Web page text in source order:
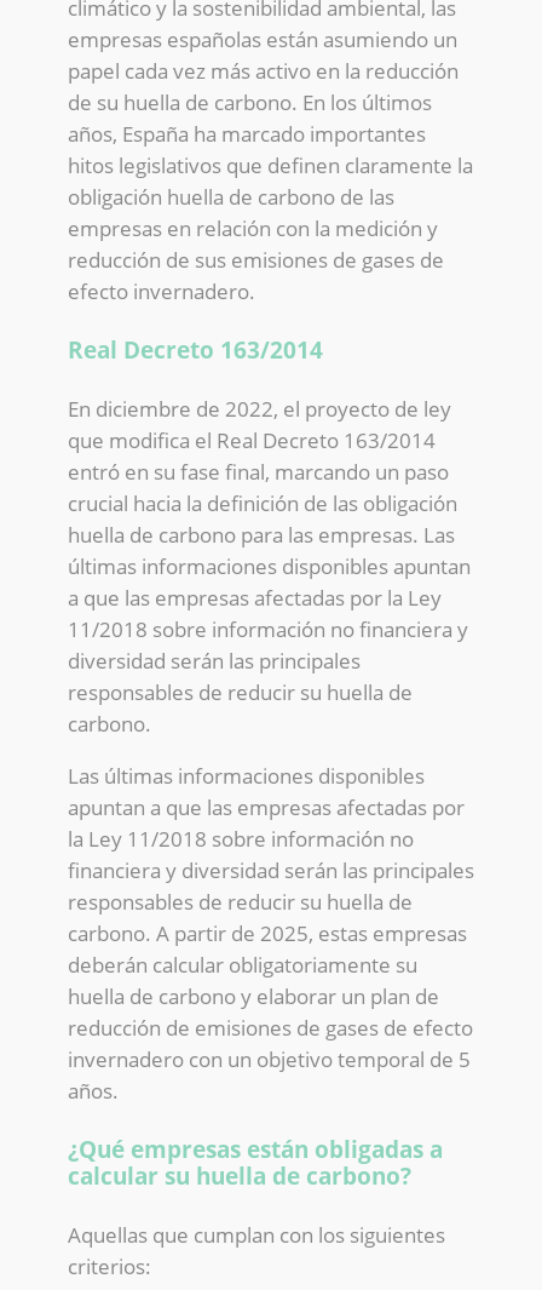
climático y la sostenibilidad ambiental, las
empresas españolas están asumiendo un
papel cada vez más activo en la reducción
de su huella de carbono. En los últimos
años, España ha marcado importantes
hitos legislativos que definen claramente la
obligación huella de carbono de las
empresas en relación con la medición y
reducción de sus emisiones de gases de
efecto invernadero.
Real Decreto 163/2014
En diciembre de 2022, el proyecto de ley
que modifica el Real Decreto 163/2014
entró en su fase final, marcando un paso
crucial hacia la definición de las obligación
huella de carbono para las empresas. Las
últimas informaciones disponibles apuntan
a que las empresas afectadas por la Ley
11/2018 sobre información no financiera y
diversidad serán las principales
responsables de reducir su huella de
carbono.
Las últimas informaciones disponibles
apuntan a que las empresas afectadas por
la Ley 11/2018 sobre información no
financiera y diversidad serán las principales
responsables de reducir su huella de
carbono. A partir de 2025, estas empresas
deberán calcular obligatoriamente su
huella de carbono y elaborar un plan de
reducción de emisiones de gases de efecto
invernadero con un objetivo temporal de 5
años.
¿Qué empresas están obligadas a
calcular su huella de carbono?
Aquellas que cumplan con los siguientes
criterios: